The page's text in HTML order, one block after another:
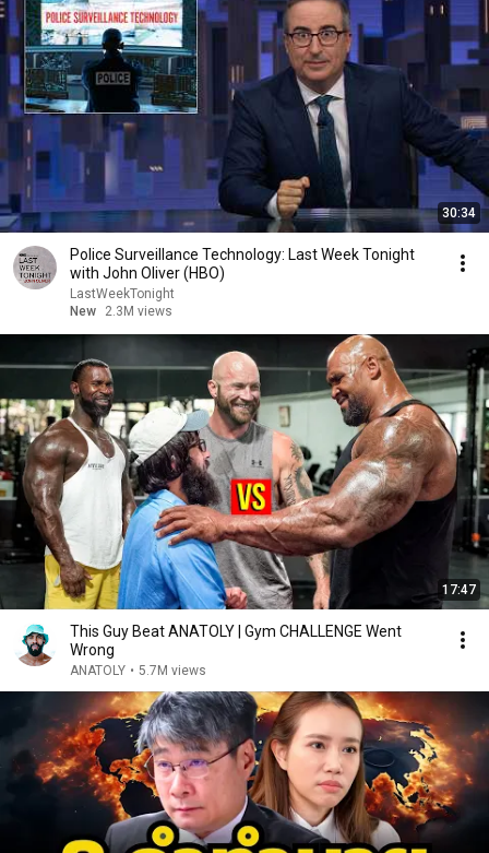
30:34
Police Surveillance Technology: Last Week Tonight
with John Oliver (HBO)
LastWeekTonight
New
2.3M views
17:47
This Guy Beat ANATOLY | Gym CHALLENGE Went
Wrong
ANATOLY • 5.7M views